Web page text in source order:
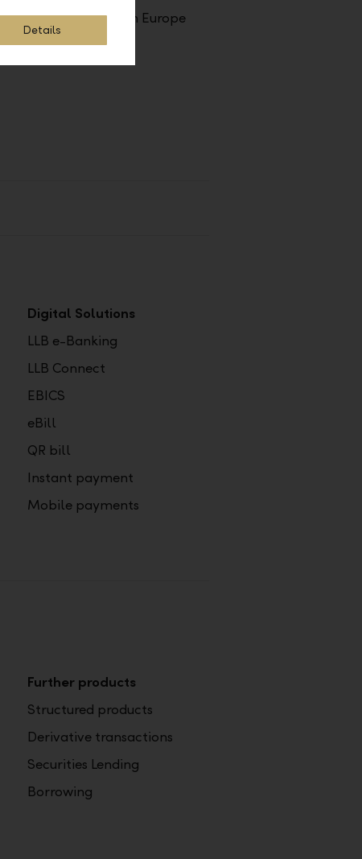
Central & Eastern Europe
Middle East
Digital Solutions
LLB e-Banking
LLB Connect
EBICS
eBill
QR bill
Instant payment
Mobile payments
Further products
Structured products
Derivative transactions
Securities Lending
Borrowing
Details